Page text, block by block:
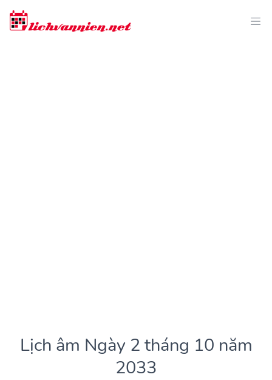
Lịch âm Ngày 2 tháng 10 năm
2033